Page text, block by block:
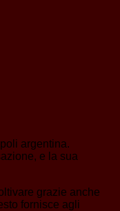
argentina.
e la sua
grazie anche
fornisce agli